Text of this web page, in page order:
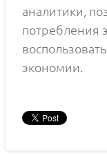
аналитики,
потребления
экономии.